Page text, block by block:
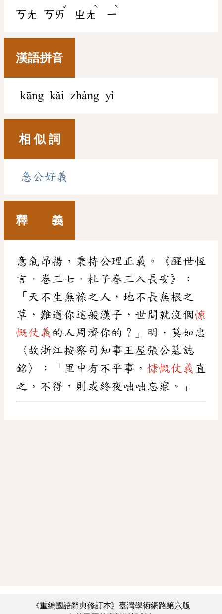
ㄎㄤ ㄎㄞ
ˇ
ㄓㄤ
ˋ
ㄧ
ˋ
漢語拼音
kāng kǎi zhàng yì
相 似 詞
急公好義
釋 義
意氣昂揚，秉持公理正義。《醒世恆
言．卷三七．杜子春三入長安》：
「天不生無祿之人，地不長無根之
草，難道你這般漢子，世間就沒個慷
慨仗義 的人周濟你的？」明．莫如忠
〈故浙江按察司知事王屋張公墓誌
銘〉：「里中有不平事， 慷慨仗義 直
之，不得，則或終夜咄咄忘寐。」
《重編國語辭典修訂本》臺灣學術網路第六版